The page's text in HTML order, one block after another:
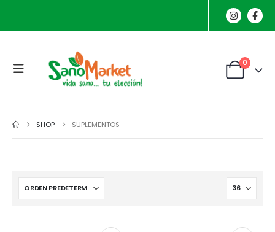
0
SHOP SUPLEMENTOS